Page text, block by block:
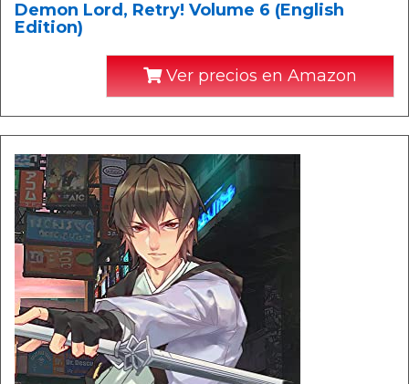
Demon Lord, Retry! Volume 6 (English
Edition)
Ver precios en Amazon